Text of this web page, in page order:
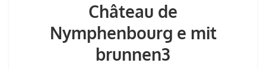
Château de
Nymphenbourg e mit
brunnen3